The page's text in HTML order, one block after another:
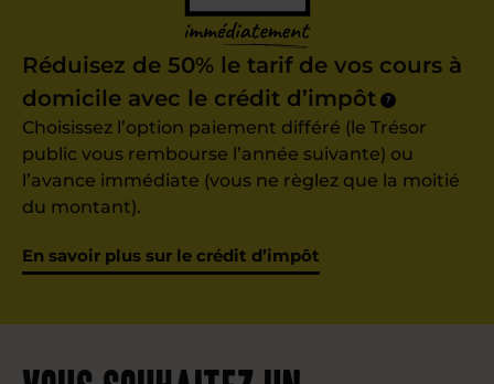
Réduisez de 50% le tarif de vos cours à
domicile avec le crédit d’impôt
?
Choisissez l’option paiement différé (le Trésor
public vous rembourse l’année suivante) ou
l’avance immédiate (vous ne règlez que la moitié
du montant).
En savoir plus sur le crédit d’impôt